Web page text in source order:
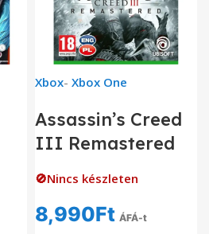
Xbox- Xbox One
Assassin’s Creed
III Remastered
🚫Nincs készleten
8,990Ft ÁFÁ-t